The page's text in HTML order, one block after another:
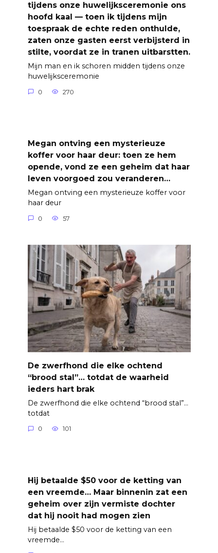
tijdens onze huwelijksceremonie ons
hoofd kaal — toen ik tijdens mijn
toespraak de echte reden onthulde,
zaten onze gasten eerst verbijsterd in
stilte, voordat ze in tranen uitbarstten.
Mijn man en ik schoren midden tijdens onze
huwelijksceremonie
0 270
Megan ontving een mysterieuze
koffer voor haar deur: toen ze hem
opende, vond ze een geheim dat haar
leven voorgoed zou veranderen…
Megan ontving een mysterieuze koffer voor
haar deur
0 57
De zwerfhond die elke ochtend
“brood stal”… totdat de waarheid
ieders hart brak
De zwerfhond die elke ochtend “brood stal”…
totdat
0 101
Hij betaalde $50 voor de ketting van
een vreemde… Maar binnenin zat een
geheim over zijn vermiste dochter
dat hij nooit had mogen zien
Hij betaalde $50 voor de ketting van een
vreemde…